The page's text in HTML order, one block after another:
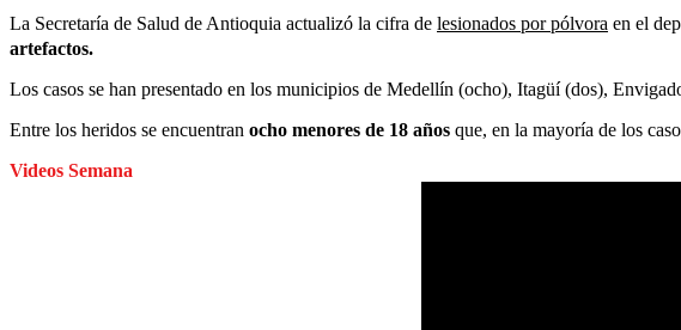
La Secretaría de Salud de Antioquia actualizó la cifra de lesionados por pólvora en el
artefactos.
Los casos se han presentado en los municipios de Medellín (ocho), Itagüí (dos),
Entre los heridos se encuentran ocho menores de 18 años que, en la mayoría de los
Videos Semana